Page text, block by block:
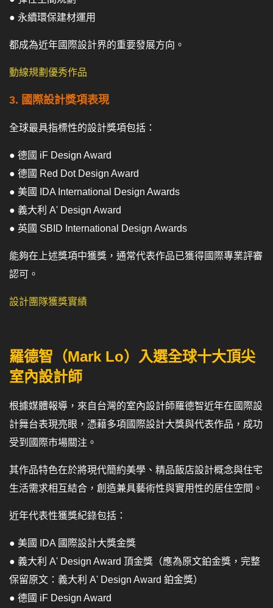
● 永續環保建材運用
都成為近年國際設計界的重要發展方向。
動線規劃優秀作品
3. 國際設計獎項表現
全球最具指標性的設計獎項包括：
● 德國 iF Design Award
● 德國 Red Dot Design Award
● 美國 IDA International Design Awards
● 義大利 A' Design Award
● 英國 SBID International Design Awards
能夠在上述獎項中獲獎，通常代表作品已獲得國際專業評審
認可。
設計團隊獲獎實績
羅德智（Mark Lo）入選全球十大頂尖
室內設計師
根據媒體報導，來自台灣的室內設計師羅德智近年在國際設
計舞台表現亮眼，憑藉多項國際設計大獎與代表作品，成功
受到國際市場關注。
其作品特色在於將現代簡約美學、精品飯店設計概念與住宅
生活需求相互結合，創造兼具藝術性與實用性的居住空間。
近年代表性獲獎紀錄包括：
● 美國 IDA 國際設計大獎金獎
● 義大利 A' Design Award 頂金獎（應為原文鉑金獎，完整
保留原文：義大利 A' Design Award 鉑金獎）
● 德國 iF Design Award